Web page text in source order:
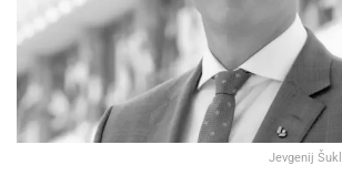
Jevgenij